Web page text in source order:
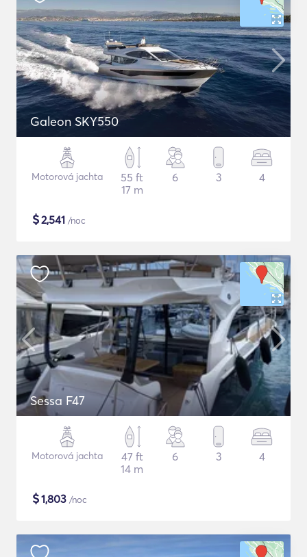
Galeon SKY550
Motorová jachta
55 ft
17 m
6 3 4
$2,541 /noc
Sessa F47
Motorová jachta
47 ft
14 m
6 3 4
$1,803 /noc